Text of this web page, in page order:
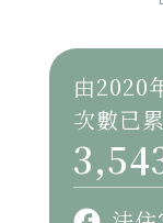
由2020
次數已